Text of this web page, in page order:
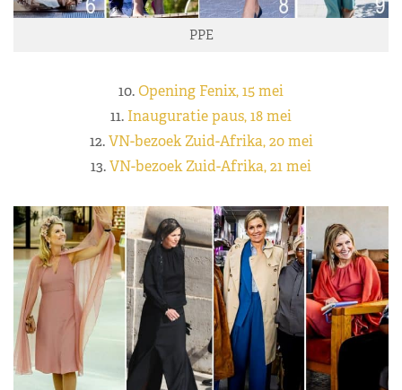
PPE
10.Opening Fenix, 15 mei
11. Inauguratie paus, 18 mei
12.VN-bezoek Zuid-Afrika, 20 mei
13.VN-bezoek Zuid-Afrika, 21 mei